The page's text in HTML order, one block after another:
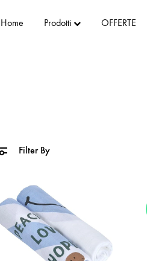
Home Prodotti OFFERTE
Filter By